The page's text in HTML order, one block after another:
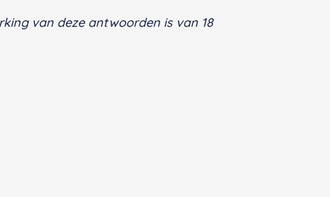
van deze antwoorden is van 18